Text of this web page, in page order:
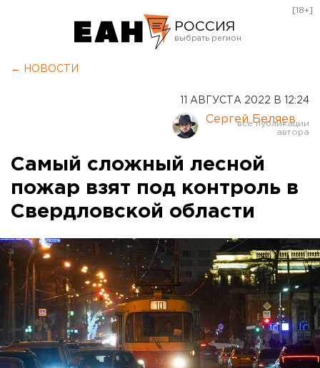
РОССИЯ
Курган
Оренбург
[18+]
← НОВОСТИ
11 АВГУСТА 2022 В 12:24
Сергей Беляев
Самый сложный лесной
пожар взят под контроль в
Свердловской области